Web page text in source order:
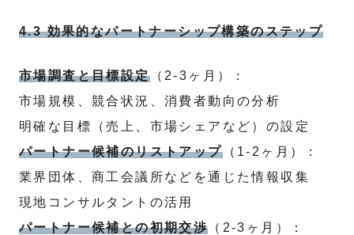
4.3 効果的なパートナーシップ構築のステップ
市場調査と目標設定（2-3ヶ月）：
市場規模、競合状況、消費者動向の分析
明確な目標（売上、市場シェアなど）の設定
パートナー候補のリストアップ（1-2ヶ月）：
業界団体、商工会議所などを通じた情報収集
現地コンサルタントの活用
パートナー候補との初期交渉 （2-3ヶ月）：